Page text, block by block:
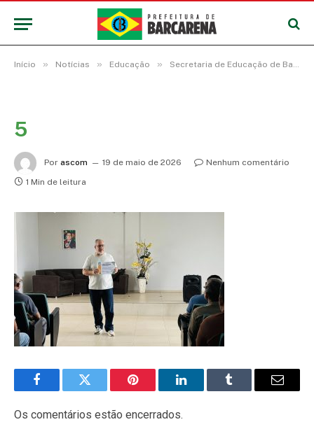
Início » Notícias » Educação » Secretaria de Educação de Barcarena promove encontro formativo para vigilantes sobre bullying e conflitos na escola
5
Por ascom 19 de maio de 2026
Nenhum comentário
1 Min de leitura
FacebookTwitter Pinterest LinkedInTumblr
E-
Os comentários estão encerrados.